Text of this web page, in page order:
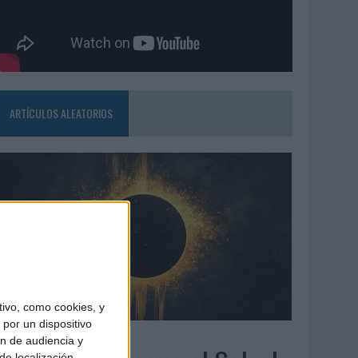
como cookies, y
un dispositivo
de audiencia y
ARTÍCULOS ALEATORIOS
08/2026